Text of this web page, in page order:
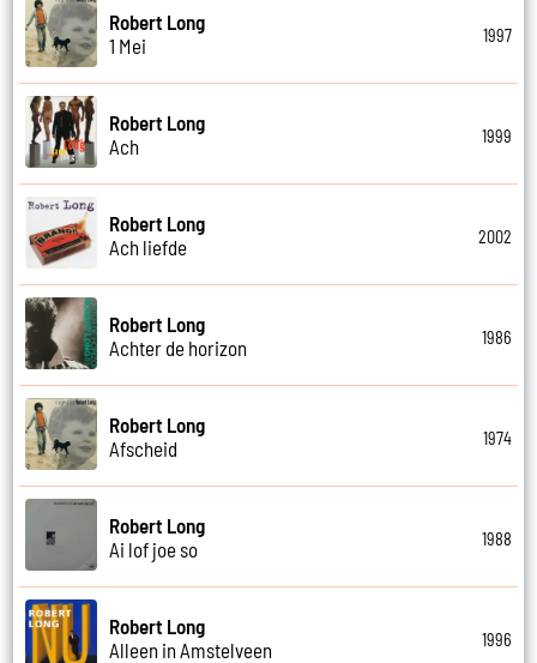
Robert Long
1 Mei
1997
Robert Long
Ach
1999
Robert Long
Ach liefde
2002
Robert Long
Achter de horizon
1986
Robert Long
Afscheid
1974
Robert Long
Ai lof joe so
1988
Robert Long
Alleen in Amstelveen
1996